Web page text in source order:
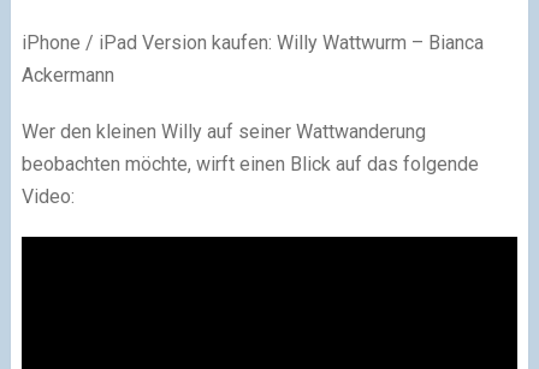
iPhone / iPad Version kaufen: Willy Wattwurm – Bianca
Ackermann
Wer den kleinen Willy auf seiner Wattwanderung
beobachten möchte, wirft einen Blick auf das folgende
Video: